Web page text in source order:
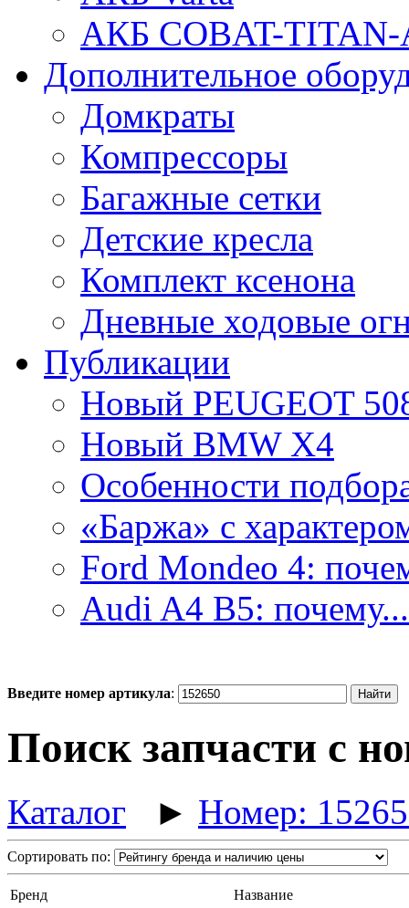
АКБ COBAT-
Дополнительное
Домкраты
Компрессоры
Багажные сетки
Детские кресла
Комплект ксенона
Дневные ходовые
Публикации
Новый PEUGEOT
Новый BMW X4
Особенности
«Баржа» с
Ford Mondeo 4:
Audi A4 B5: почему...
Введите номер артикула:
Поиск запчасти с
Каталог ► Номер:
Сортировать по:
Бренд
Название